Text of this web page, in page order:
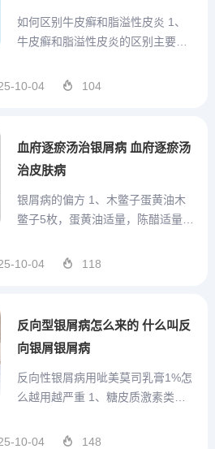
如何区别牛皮癣和脂溢性皮炎 1、
牛皮癣和脂溢性皮炎的区别主要体
现以及可能的原因上。发病部位：
是一种全身性发作的皮肤病，可见
10-04 104
血府逐瘀汤治银屑病 血府逐瘀汤
治皮肤病
银屑病的偏方 1、木鳖子蛋黄油木
鳖子5枚，蛋黄油适量，陈醋适量。
成汁。用时洗净患处，先擦上蛋黄
引发的银屑病。明矾花椒外洗方用
10-04 118
反向型银屑病怎么来的 什么叫反
向银屑银屑病
反向性银屑病用呲美莫司乳膏1%怎
么越用越严重 1、糖皮质激素类药
疗银屑病的常用药物。根据效力强
10-04 148